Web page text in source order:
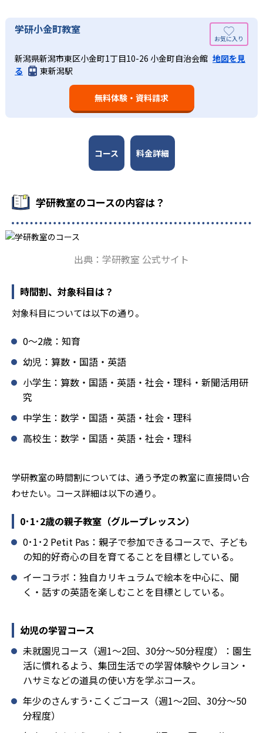
週2回の教室学習と毎日の家庭学習
学研教室では、週2回の教室学習と毎日の家庭学習（宿題学
習）の相乗効果を活かす形で生徒の学力向上を進める。週2
回の教室学習において指導者は、生徒の様子を観察しなが
ら学習指導と学習管理を実施。教室学習日以外の日のため
に自宅学習用の教材も提供し、学習の習慣化と学力の定着
を図っている。進度が早い子供は先取り学習も可能だ。
学研教室では、小学生については、1回の学習時間を30～
50分程度と設定している。この時間設定は、子どもが集中
して学習できる時間が通常「学年×10分±10分」と考えら
れていることに由来するものだ。この限界を超えて勉強し
ても学習の効果は上がらないと学研教室は考え、単なる長
時間学習よりくり返し学習の効果を重視している。そのた
め、長時間の勉強が苦手な人に向いている。
どんなメリットがある？
学研教室が持つ最大のメリットは、学研の教材開発ノウハ
ウを結集して制作した学習教材を使用している点だ。この
教材は、学習指導要領の内容を全てカバーしており、学校
の勉強がよくわかるというもの。基礎から応用まで、少し
ずつステップアップしながら身につけることができ、基礎
固めから先取り学習まで対応している。算数と国語を重視
も対応。中学校英語の準備や高校入試向けの英語力育成に
学研教室の先生は、研修会や勉強会で日々指導スキルを研
きる力を」という理念のもとで生徒一人ひとりに向き合っ
ており、生徒それぞれの「できるところ」「良いところ」
を見つけて褒めるところから学習をスタートする。この指
導により生徒の「やる気」を引き出し、無理のない学習と
報にも精通しており、学習相談や教育相談、保護者とのコ
学研教室では、楽しく生き生きと学ぶことも重視してい
る。人と人との触れ合いの中で学びを深めることにより、
知・情・意のバランスのとれた生徒の育成を推進。「教室
面の指導も実施し、全人的な教育に取り組んでいる点も、
メリットと言えるだろう。
どんなデメリットがある？
学研教室のデメリットとしては、基礎をより重視している
分、生徒によっては物足りなく感じる可能性がある点だろ
う。相性が気になる場合は、近くの教室に問い合わせてみ
ることを推奨する。
学研小金町教室
新潟県新潟市東区小金町1丁目10-26 小金町自治会館 地図を見
る
東新潟駅
無料体験・資料請求
コース 料金詳細
学研教室のコースの内容は？
出典：学研教室 公式サイト
時間割、対象科目は？
対象科目については以下の通り。
0〜2歳：知育
幼児：算数・国語・英語
小学生：算数・国語・英語・社会・理科・新聞活用研
究
中学生：数学・国語・英語・社会・理科
高校生：数学・国語・英語・社会・理科
学研教室の時間割については、通う予定の教室に直接問い合
わせたい。コース詳細は以下の通り。
0･1･2歳の親子教室（グループレッスン）
0･1･2 Petit Pas：親子で参加できるコースで、子ども
の知的好奇心の目を育てることを目標としている。
イーコラボ：独自カリキュラムで絵本を中心に、聞
く・話すの英語を楽しむことを目標としている。
幼児の学習コース
未就園児コース（週1～2回、30分～50分程度）：園生
活に慣れるよう、集団生活での学習体験やクレヨン・
ハサミなどの道具の使い方を学ぶコース。
年少のさんすう･こくごコース（週1～2回、30分～50
分程度）